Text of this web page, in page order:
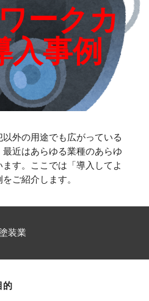
ークカ
入事例
外の用途でも広がっている
最近はあらゆる業種のあらゆ
す。ここでは「導入してよ
ご紹介します。
装業
的